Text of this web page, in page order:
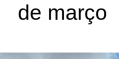
de março